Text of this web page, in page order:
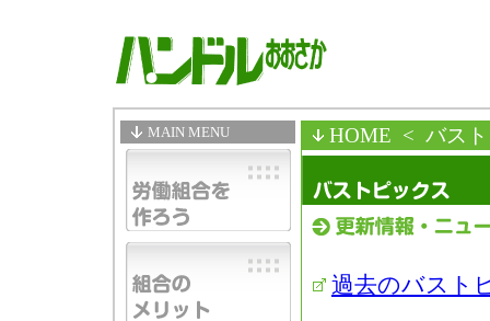
MAIN MENU HOME < バス
過去のバスト